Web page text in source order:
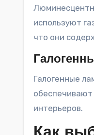
используют
что они
Галогенные
обеспечивают
интерьеров.